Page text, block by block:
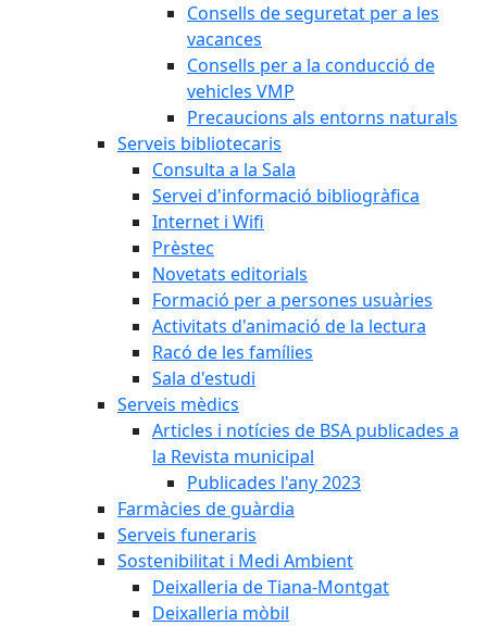
Consells de seguretat per a les
vacances
Consells per a la conducció de
vehicles VMP
Precaucions als entorns naturals
Serveis bibliotecaris
Consulta a la Sala
Servei d'informació bibliogràfica
Internet i Wifi
Prèstec
Novetats editorials
Formació per a persones usuàries
Activitats d'animació de la lectura
Racó de les famílies
Sala d'estudi
Serveis mèdics
Articles i notícies de BSA publicades a
la Revista municipal
Publicades l'any 2023
Farmàcies de guàrdia
Serveis funeraris
Sostenibilitat i Medi Ambient
Deixalleria de Tiana-Montgat
Deixalleria mòbil